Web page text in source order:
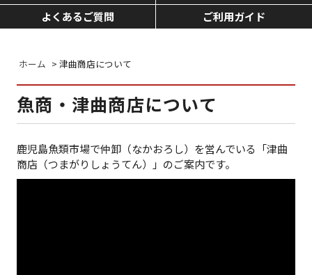
よくあるご質問
ご利用ガイド
ホーム > 津曲商店について
魚商・津曲商店について
鹿児島魚類市場で仲卸（なかおろし）を営んでいる「津曲
商店（つまがりしょうてん）」のご案内です。